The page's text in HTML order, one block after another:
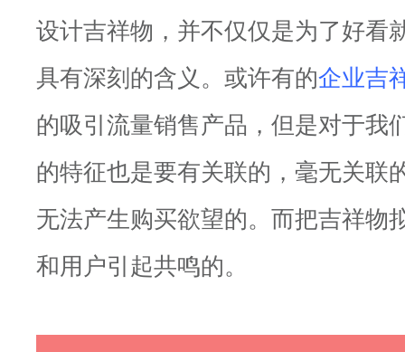
设计吉祥物，并不仅仅是为了好看
具有深刻的含义。或许有的企业吉
的吸引流量销售产品，但是对于我
的特征也是要有关联的，毫无关联
无法产生购买欲望的。而把吉祥物
和用户引起共鸣的。